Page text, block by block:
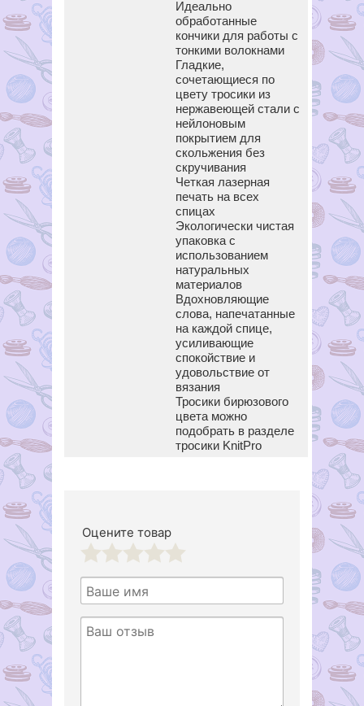
Идеально
обработанные
кончики для работы с
тонкими волокнами
Гладкие,
сочетающиеся по
цвету тросики из
нержавеющей стали с
нейлоновым
покрытием для
скольжения без
скручивания
Четкая лазерная
печать на всех
спицах
Экологически чистая
упаковка с
использованием
натуральных
материалов
Вдохновляющие
слова, напечатанные
на каждой спице,
усиливающие
спокойствие и
удовольствие от
вязания
Тросики бирюзового
цвета можно
подобрать в разделе
тросики KnitPro
Оцените товар